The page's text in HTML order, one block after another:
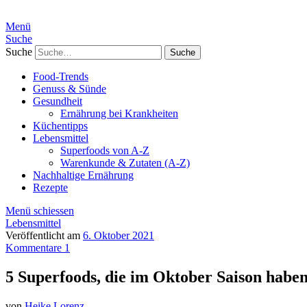
Menü
Suche
Suche
Food-Trends
Genuss & Sünde
Gesundheit
Ernährung bei Krankheiten
Küchentipps
Lebensmittel
Superfoods von A-Z
Warenkunde & Zutaten (A-Z)
Nachhaltige Ernährung
Rezepte
Menü schiessen
Lebensmittel
Veröffentlicht am 6. Oktober 2021
Kommentare 1
5 Superfoods, die im Oktober Saison